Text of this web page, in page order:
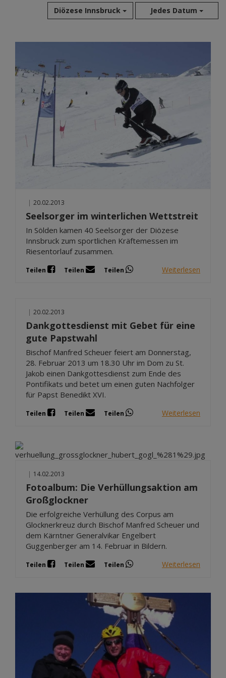
Diözese Innsbruck Jedes Datum
Aug 2026
Jun 2026
Apr 2026
Mär 2026
Feb 2026
Jan 2026
Dez 2025
Nov 2025
| 20.02.2013
Seelsorger im winterlichen Wettstreit
In Sölden kamen 40 Seelsorger der Diözese
Innsbruck zum sportlichen Kräftemessen im
Riesentorlauf zusammen.
Teilen Teilen Teilen Weiterlesen
| 20.02.2013
Dankgottesdienst mit Gebet für eine
gute Papstwahl
Bischof Manfred Scheuer feiert am Donnerstag,
28. Februar 2013 um 18.30 Uhr im Dom zu St.
Jakob einen Dankgottesdienst zum Ende des
Pontifikats und betet um einen guten Nachfolger
für Papst Benedikt XVI.
Teilen Teilen Teilen Weiterlesen
| 14.02.2013
Fotoalbum: Die Verhüllungsaktion am
Großglockner
Die erfolgreiche Verhüllung des Corpus am
Glocknerkreuz durch Bischof Manfred Scheuer und
dem Kärntner Generalvikar Engelbert
Guggenberger am 14. Februar in Bildern.
Teilen Teilen Teilen Weiterlesen